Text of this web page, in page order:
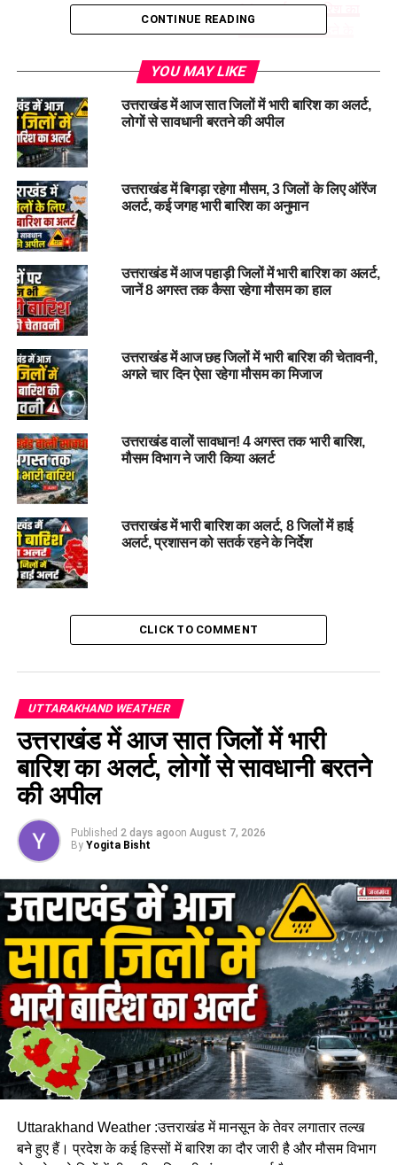
14 जुलाई तक बारिश का
सिलसिला जारी रहने के
उत्तराखंड पर अगले 48 घंटे भारी
(Uttarakhand Weather Alert)
मौसम विभागने पांच जिलों के लिए ऑरेंज अलर्ट जारी करते हुए भारी से
अत्यधिक भारी वर्षा की चेतावनी दी है, जबकि अन्य जिलों में भी भारी बारिश
को लेकर येलो अलर्ट जारी किया गया है।
लगातार हो रही बारिश के कारण प्रदेश के कई इलाकों में जनजीवन
प्रभावित हुआ है। भूस्खलन, सड़क अवरुद्ध होने और पेड़ गिरने जैसी
मौसम विभाग ने आज और कल के लिए अलर्ट
जारी
मौसम विभाग के अनुसार आज देहरादून, हरिद्वार, उधम सिंह नगर, नैनीताल
और चंपावत जिलों में कुछ स्थानों पर भारी से बहुत भारी बारिश हो सकती
है। इन क्षेत्रों में तेज गर्जना, बिजली चमकने और कुछ इलाकों में तेज हवाएं
चलने की भी संभावना जताई गई है। प्रशासन ने लोगों से सतर्क रहने और
अनावश्यक यात्रा से बचने की अपील की है।
लोगों से सावधानी बरतने की अपील
राज्य के शेष आठ जिलों में भी कई स्थानों पर भारी बारिश होने का अनुमान
है। मौसम विभाग ने इन जिलों के लिए येलो अलर्ट जारी करते हुए संवेदनशील
CONTINUE READING
YOU MAY LIKE
उत्तराखंड में आज सात जिलों में भारी बारिश का अलर्ट,
लोगों से सावधानी बरतने की अपील
उत्तराखंड में बिगड़ा रहेगा मौसम, 3 जिलों के लिए ऑरेंज
अलर्ट, कई जगह भारी बारिश का अनुमान
उत्तराखंड में आज पहाड़ी जिलों में भारी बारिश का अलर्ट,
जानें 8 अगस्त तक कैसा रहेगा मौसम का हाल
उत्तराखंड में आज छह जिलों में भारी बारिश की चेतावनी,
अगले चार दिन ऐसा रहेगा मौसम का मिजाज
उत्तराखंड वालों सावधान! 4 अगस्त तक भारी बारिश,
मौसम विभाग ने जारी किया अलर्ट
उत्तराखंड में भारी बारिश का अलर्ट, 8 जिलों में हाई
अलर्ट, प्रशासन को सतर्क रहने के निर्देश
CLICK TO COMMENT
UTTARAKHAND WEATHER
उत्तराखंड में आज सात जिलों में भारी
बारिश का अलर्ट, लोगों से सावधानी बरतने
की अपील
Published 2 days agoon August 7, 2026
By Yogita Bisht
Uttarakhand Weather :उत्तराखंड में मानसून के तेवर लगातार तल्ख
बने हुए हैं। प्रदेश के कई हिस्सों में बारिश का दौर जारी है और मौसम विभाग